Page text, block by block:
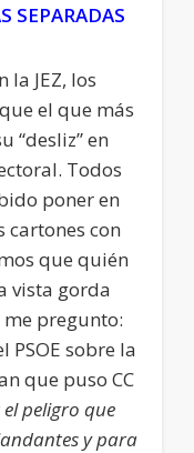
SEPARADAS
la JEZ, los
el que más
“desliz” en
Todos
poner en
con
que quién
vista gorda
pregunto:
PSOE sobre la
que puso CC
peligro que
y para